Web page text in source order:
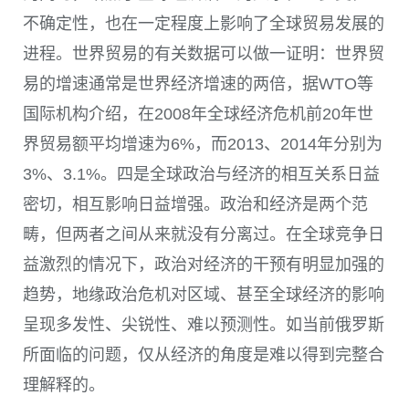
不确定性，也在一定程度上影响了全球贸易发展的
进程。世界贸易的有关数据可以做一证明：世界贸
易的增速通常是世界经济增速的两倍，据WTO等
国际机构介绍，在2008年全球经济危机前20年世
界贸易额平均增速为6%，而2013、2014年分别为
3%、3.1%。四是全球政治与经济的相互关系日益
密切，相互影响日益增强。政治和经济是两个范
畴，但两者之间从来就没有分离过。在全球竞争日
益激烈的情况下，政治对经济的干预有明显加强的
趋势，地缘政治危机对区域、甚至全球经济的影响
呈现多发性、尖锐性、难以预测性。如当前俄罗斯
所面临的问题，仅从经济的角度是难以得到完整合
理解释的。